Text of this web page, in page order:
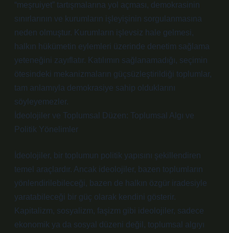
“meşruiyet” tartışmalarına yol açması, demokrasinin
sınırlarının ve kurumların işleyişinin sorgulanmasına
neden olmuştur. Kurumların işlevsiz hale gelmesi,
halkın hükümetin eylemleri üzerinde denetim sağlama
yeteneğini zayıflatır. Katılımın sağlanamadığı, seçimin
ötesindeki mekanizmaların güçsüzleştirildiği toplumlar,
tam anlamıyla demokrasiye sahip olduklarını
söyleyemezler.
İdeolojiler ve Toplumsal Düzen: Toplumsal Algı ve
Politik Yönelimler
İdeolojiler, bir toplumun politik yapısını şekillendiren
temel araçlardır. Ancak ideolojiler, bazen toplumların
yönlendirilebileceği, bazen de halkın özgür iradesiyle
yaratabileceği bir güç olarak kendini gösterir.
Kapitalizm, sosyalizm, faşizm gibi ideolojiler, sadece
ekonomik ya da sosyal düzeni değil, toplumsal algıyı